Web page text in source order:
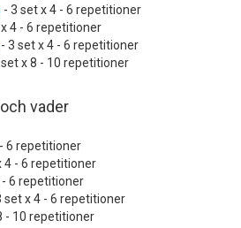
- 3 set x 4 - 6 repetitioner
4 - 6 repetitioner
- 3 set x 4 - 6 repetitioner
set x 8 - 10 repetitioner
vader
6 repetitioner
4 - 6 repetitioner
- 6 repetitioner
set x 4 - 6 repetitioner
- 10 repetitioner